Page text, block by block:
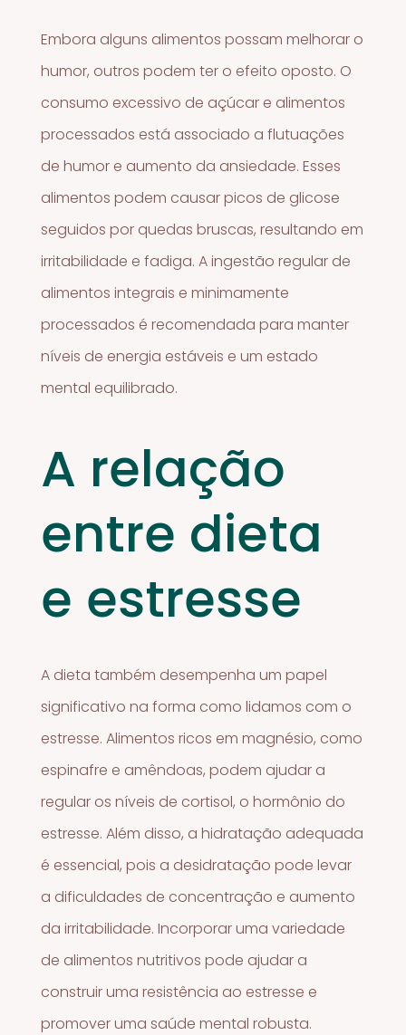
Embora alguns alimentos possam melhorar o
humor, outros podem ter o efeito oposto. O
consumo excessivo de açúcar e alimentos
processados está associado a flutuações
de humor e aumento da ansiedade. Esses
alimentos podem causar picos de glicose
seguidos por quedas bruscas, resultando em
irritabilidade e fadiga. A ingestão regular de
alimentos integrais e minimamente
processados é recomendada para manter
níveis de energia estáveis e um estado
mental equilibrado.
A relação
entre dieta
e estresse
A dieta também desempenha um papel
significativo na forma como lidamos com o
estresse. Alimentos ricos em magnésio, como
espinafre e amêndoas, podem ajudar a
regular os níveis de cortisol, o hormônio do
estresse. Além disso, a hidratação adequada
é essencial, pois a desidratação pode levar
a dificuldades de concentração e aumento
da irritabilidade. Incorporar uma variedade
de alimentos nutritivos pode ajudar a
construir uma resistência ao estresse e
promover uma saúde mental robusta.